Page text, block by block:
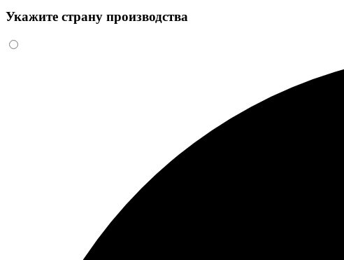
Укажите страну производства